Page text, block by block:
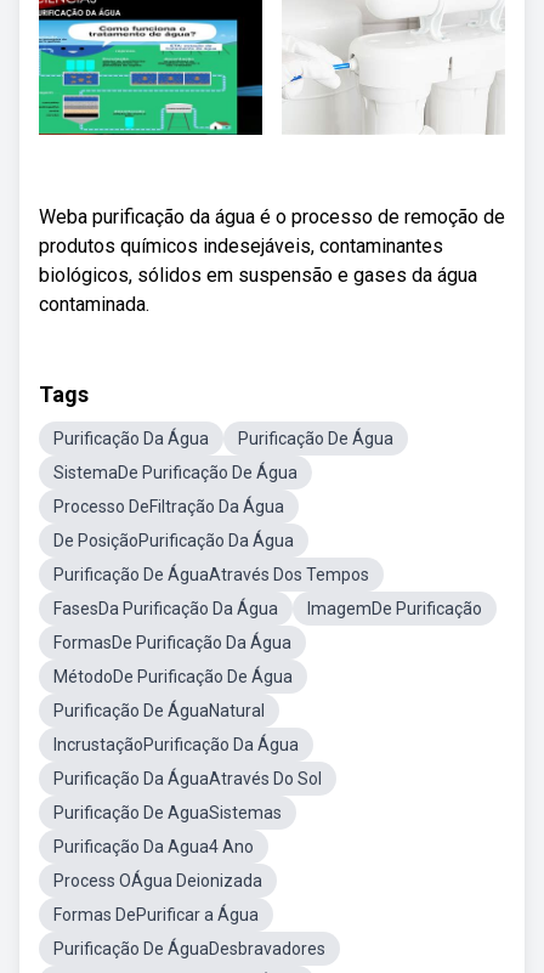
Weba purificação da água é o processo de remoção de
produtos químicos indesejáveis, contaminantes
biológicos, sólidos em suspensão e gases da água
contaminada.
Tags
Purificação Da Água
Purificação De Água
SistemaDe Purificação De Água
Processo DeFiltração Da Água
De PosiçãoPurificação Da Água
Purificação De ÁguaAtravés Dos Tempos
FasesDa Purificação Da Água
ImagemDe Purificação
FormasDe Purificação Da Água
MétodoDe Purificação De Água
Purificação De ÁguaNatural
IncrustaçãoPurificação Da Água
Purificação Da ÁguaAtravés Do Sol
Purificação De AguaSistemas
Purificação Da Agua4 Ano
Process OÁgua Deionizada
Formas DePurificar a Água
Purificação De ÁguaDesbravadores